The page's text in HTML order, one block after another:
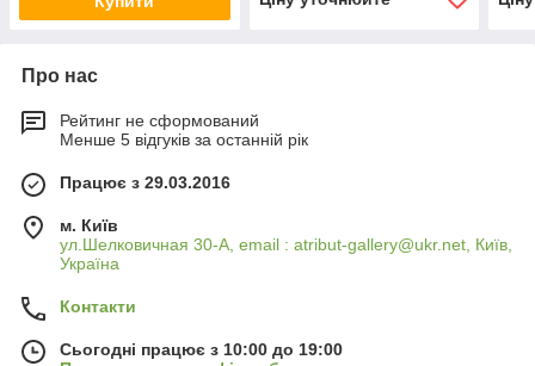
Про нас
Рейтинг не сформований
Менше 5 відгуків за останній рік
Працює з 29.03.2016
м. Київ
ул.Шелковичная 30-А, email : atribut-gallery@ukr.net, Київ,
Україна
Контакти
Сьогодні працює з 10:00 до 19:00